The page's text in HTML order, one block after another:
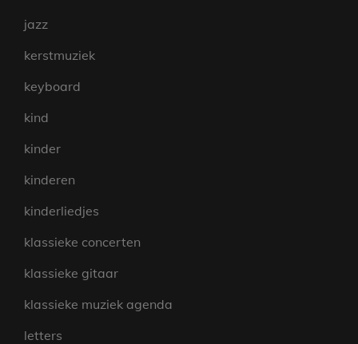
jazz
kerstmuziek
keyboard
kind
kinder
kinderen
kinderliedjes
klassieke concerten
klassieke gitaar
klassieke muziek agenda
letters